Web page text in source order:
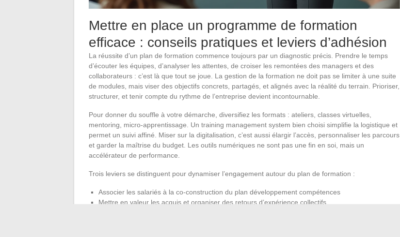
Mettre en place un programme de formation
efficace : conseils pratiques et leviers d’adhésion
La réussite d’un plan de formation commence toujours par un diagnostic précis. Prendre le temps
d’écouter les équipes, d’analyser les attentes, de croiser les remontées des managers et des
collaborateurs : c’est là que tout se joue. La gestion de la formation ne doit pas se limiter à une suite
de modules, mais viser des objectifs concrets, partagés, et alignés avec la réalité du terrain. Prioriser,
structurer, et tenir compte du rythme de l’entreprise devient incontournable.
Pour donner du souffle à votre démarche, diversifiez les formats : ateliers, classes virtuelles,
mentoring, micro-apprentissage. Un training management system bien choisi simplifie la logistique et
permet un suivi affiné. Miser sur la digitalisation, c’est aussi élargir l’accès, personnaliser les parcours
et garder la maîtrise du budget. Les outils numériques ne sont pas une fin en soi, mais un
accélérateur de performance.
Trois leviers se distinguent pour dynamiser l’engagement autour du plan de formation :
Associer les salariés à la co-construction du plan développement compétences
Mettre en valeur les acquis et organiser des retours d’expérience collectifs